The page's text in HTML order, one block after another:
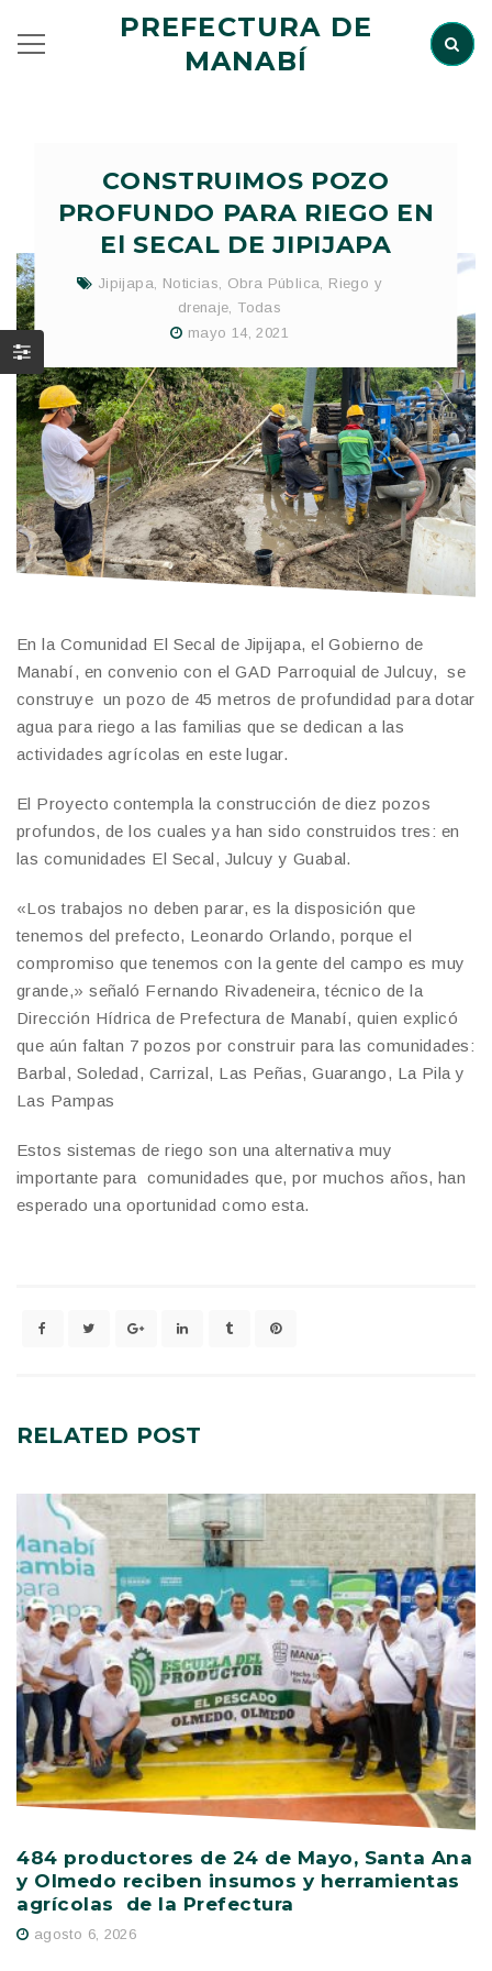
PREFECTURA DE
MANABÍ
CONSTRUIMOS POZO
PROFUNDO PARA RIEGO EN
El SECAL DE JIPIJAPA
Jipijapa, Noticias, Obra Pública, Riego y
drenaje, Todas
mayo 14, 2021
En la Comunidad El Secal de Jipijapa, el Gobierno de
Manabí, en convenio con el GAD Parroquial de Julcuy, se
construye un pozo de 45 metros de profundidad para dotar
agua para riego a las familias que se dedican a las
actividades agrícolas en este lugar.
El Proyecto contempla la construcción de diez pozos
profundos, de los cuales ya han sido construidos tres: en
las comunidades El Secal, Julcuy y Guabal.
«Los trabajos no deben parar, es la disposición que
tenemos del prefecto, Leonardo Orlando, porque el
compromiso que tenemos con la gente del campo es muy
grande,» señaló Fernando Rivadeneira, técnico de la
Dirección Hídrica de Prefectura de Manabí, quien explicó
que aún faltan 7 pozos por construir para las comunidades:
Barbal, Soledad, Carrizal, Las Peñas, Guarango, La Pila y
Las Pampas
Estos sistemas de riego son una alternativa muy
importante para comunidades que, por muchos años, han
esperado una oportunidad como esta.
RELATED POST
484 productores de 24 de Mayo, Santa Ana
y Olmedo reciben insumos y herramientas
agrícolas de la Prefectura
agosto 6, 2026